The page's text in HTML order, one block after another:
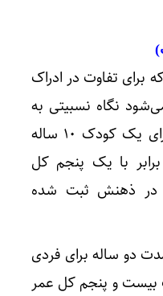
برای تفاوت در ادراک
نگاه نسبیتی به
آن است. به این معنی که برای یک کودک ۱۰ ساله
با یک پنجم کل
در ذهنش ثبت شده
دو ساله برای فردی
یک بیست و پنجم کل عمر